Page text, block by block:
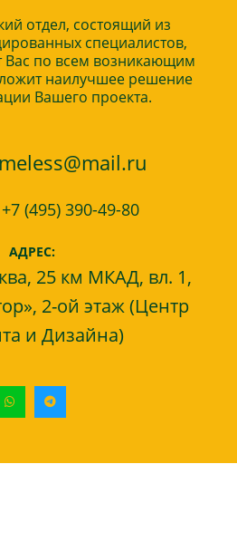
отдел, состоящий из
специалистов,
Вас по всем возникающим
наилучшее решение
Вашего проекта.
+7 (495) 390-49-80
АДРЕС:
25 км МКАД, вл. 1,
2-ой этаж (Центр
и Дизайна)